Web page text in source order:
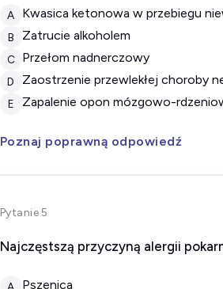
A kwasica ketonowa w przebiegu
B zatrucie alkoholem
C przełom nadnerczowy
D zaostrzenie przewlekłej choroby
E zapalenie opon mózgowo-
Poznaj poprawną odpowiedź
Pytanie 5
Najczęstszą przyczyną alergii
A pszenica